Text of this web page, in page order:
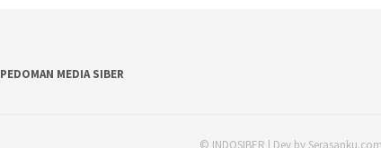
PEDOMAN MEDIA SIBER